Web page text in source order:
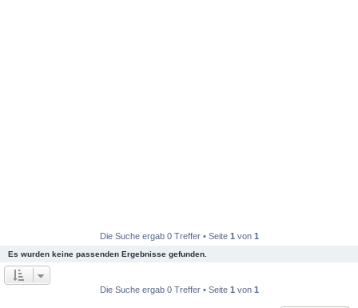
Die Suche ergab 0 Treffer • Seite 1 von 1
Es wurden keine passenden Ergebnisse gefunden.
Die Suche ergab 0 Treffer • Seite 1 von 1